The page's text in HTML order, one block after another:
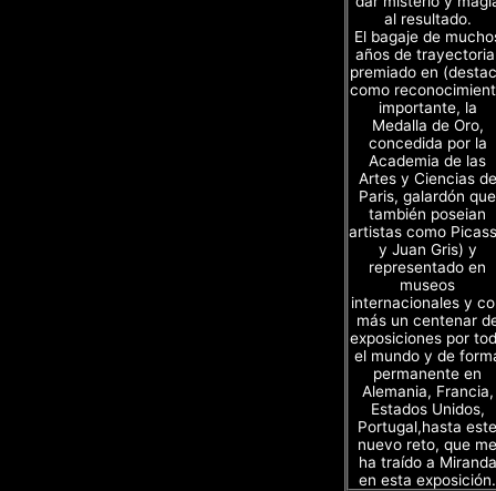
al resultado.
El bagaje de
años de
premiado en
como
importante, la
Medalla de Oro,
concedida por la
Academia de las
Artes y Ciencias de
Paris, galardón que
también poseian
artistas como
y Juan Gris) y
representado en
museos
internacionales y
más un centenar
exposiciones por
el mundo y de
permanente en
Alemania, Francia,
Estados Unidos,
Portugal,hasta este
nuevo reto, que me
ha traído a Miranda
en esta exposición.